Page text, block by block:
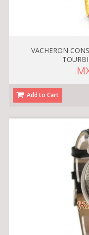
VACHERON
Add to Cart